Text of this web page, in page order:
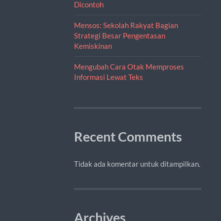
Dicontoh
Mensos: Sekolah Rakyat Bagian
Strategi Besar Pengentasan
Kemiskinan
Mengubah Cara Otak Memproses
Informasi Lewat Teks
Recent Comments
Tidak ada komentar untuk ditampilkan.
Archives